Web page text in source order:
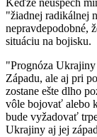
Keďže neúspech
"žiadnej radikálnej
nepravdepodobné,
situáciu na bojisku.
"Prognóza
Západu, ale aj pri
zostane ešte dlho
vôle bojovať alebo
bude vyžadovať
Ukrajiny aj jej